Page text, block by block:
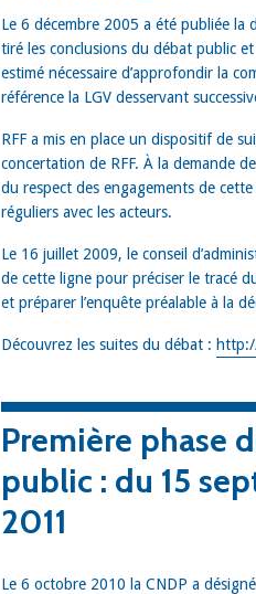
Le 6 décembre 2005 a été publiée la
tiré les conclusions du débat public
estimé nécessaire d’approfondir la
référence la LGV desservant
RFF a mis en place un dispositif de
concertation de RFF. À la demande
du respect des engagements de
réguliers avec les acteurs.
Le 16 juillet 2009, le conseil
de cette ligne pour préciser le tracé
et préparer l’enquête préalable à la
Découvrez les suites du débat :
Première phase
public : du 15
2011
Le 6 octobre 2010 la CNDP a